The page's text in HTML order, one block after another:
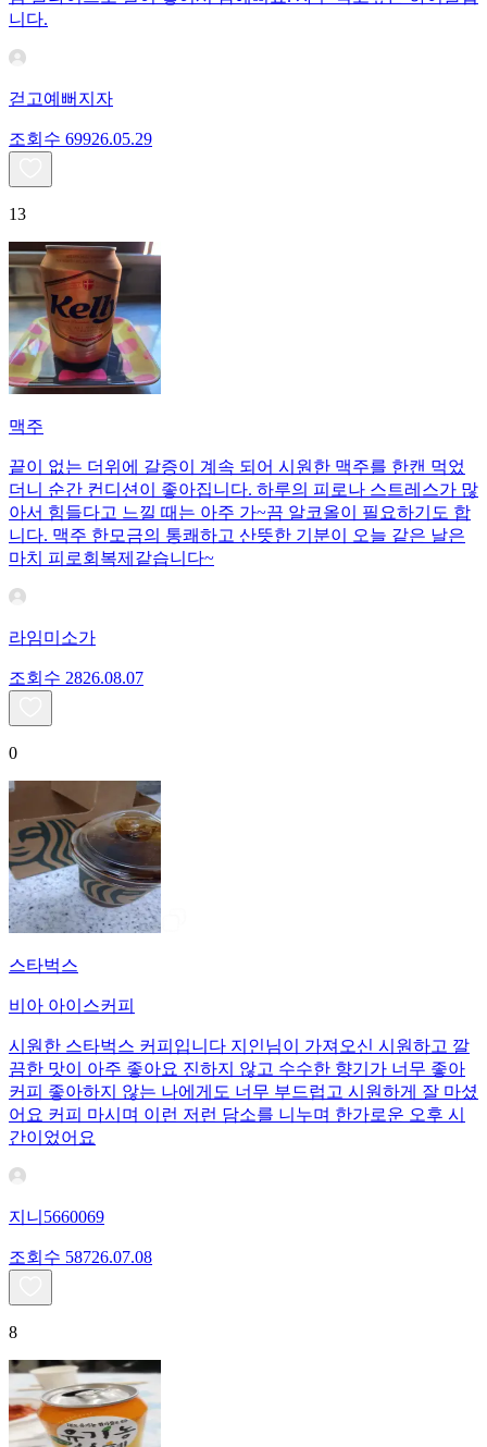
니다.
걷고예뻐지자
조회수 69926.05.29
13
맥주
끝이 없는 더위에 갈증이 계속 되어 시원한 맥주를 한캔 먹었
더니 순간 컨디션이 좋아집니다. 하루의 피로나 스트레스가 많
아서 힘들다고 느낄 때는 아주 가~끔 알코올이 필요하기도 합
니다. 맥주 한모금의 통쾌하고 산뜻한 기분이 오늘 같은 날은
마치 피로회복제같습니다~
라임미소가
조회수 2826.08.07
0
스타벅스
비아 아이스커피
시원한 스타벅스 커피입니다 지인님이 가져오신 시원하고 깔
끔한 맛이 아주 좋아요 진하지 않고 수수한 향기가 너무 좋아
커피 좋아하지 않는 나에게도 너무 부드럽고 시원하게 잘 마셨
어요 커피 마시며 이런 저런 담소를 니누며 한가로운 오후 시
간이었어요
지니5660069
조회수 58726.07.08
8